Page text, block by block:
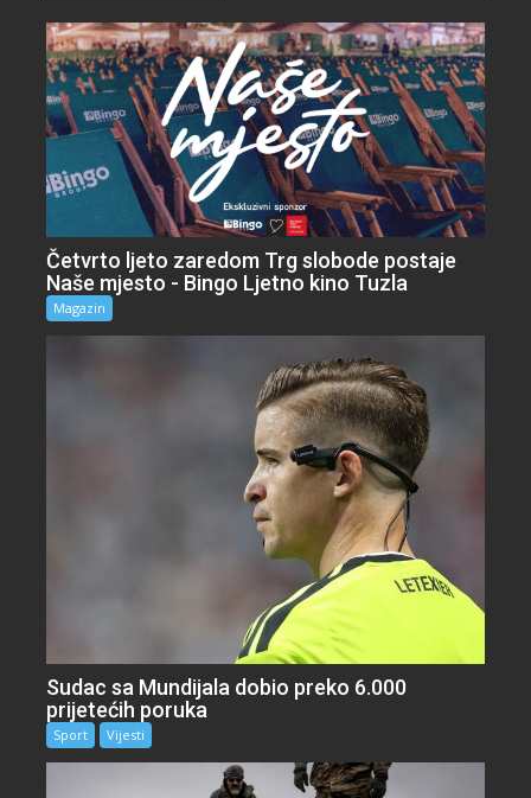
Četvrto ljeto zaredom Trg slobode postaje
Naše mjesto - Bingo Ljetno kino Tuzla
Magazin
Sudac sa Mundijala dobio preko 6.000
prijetećih poruka
Sport Vijesti